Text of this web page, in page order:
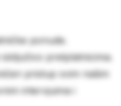
ponude.
pretplatnicima.
pristup svim našim
intervjuima i